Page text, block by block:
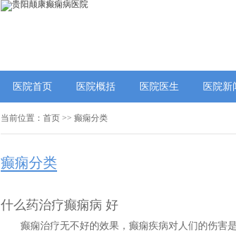
医院首页 医院概括 医院医生 医院新
当前位置： 首页 >> 癫痫分类
癫痫分类
什么药治疗癫痫病 好
癫痫治疗无不好的效果，癫痫疾病对人们的伤害